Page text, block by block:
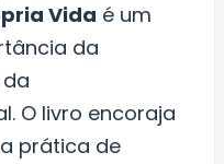
Vida é um
da
O livro encoraja
prática de